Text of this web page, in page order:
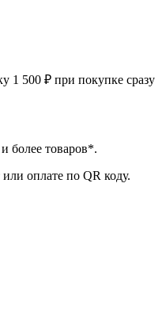
1 500 ₽ при покупке сразу
более товаров*.
оплате по QR коду.